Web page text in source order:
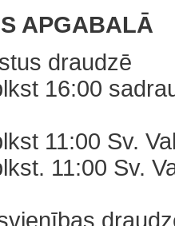
APGABALĀ
draudzē
16:00
11:00 Sv.
11:00 Sv.